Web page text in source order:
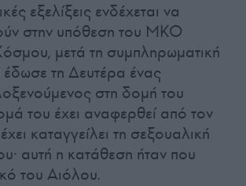
εξελίξεις ενδέχεται να
στην υπόθεση του ΜΚΟ
μετά τη συμπληρωματική
τη Δευτέρα ένας
στη δομή του
του έχει αναφερθεί από τον
καταγγείλει τη σεξουαλική
αυτή η κατάθεση ήταν που
του Αιόλου.